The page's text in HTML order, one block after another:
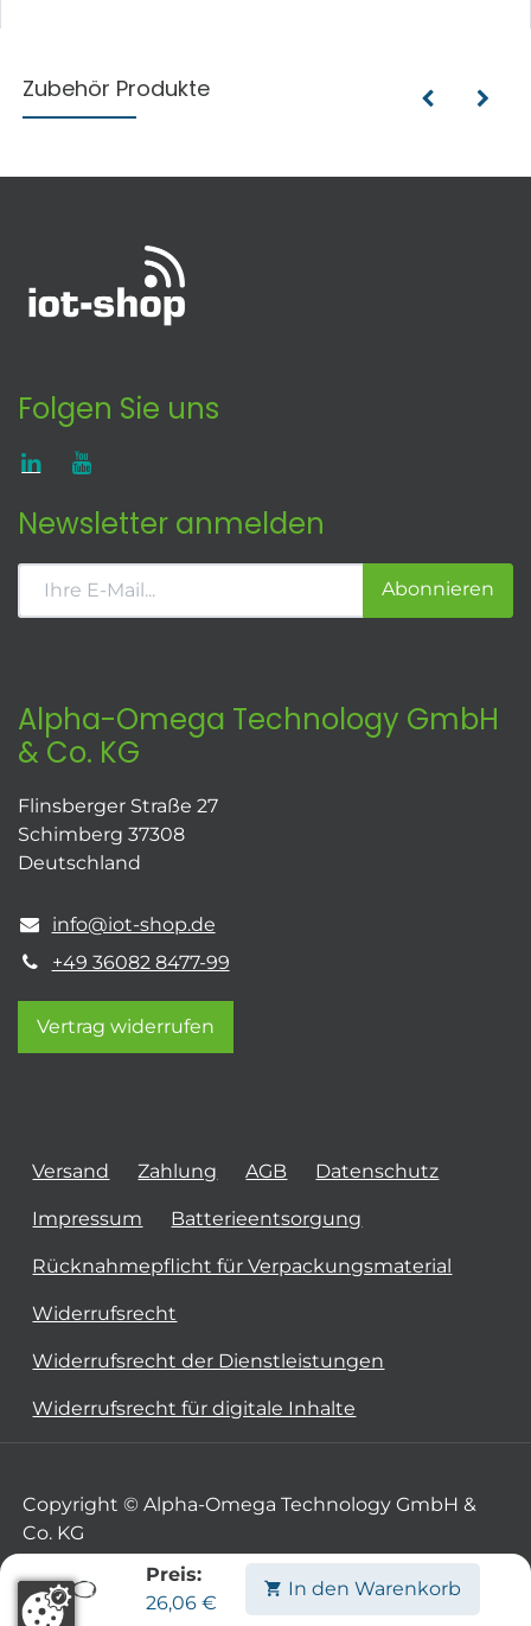
Preis:
26,06 €
In den Warenkorb
Zubehör Produkte
Folgen Sie uns
Newsletter anmelden
Abonnieren
Alpha-Omega Technology GmbH
& Co. KG
Flinsberger Straße 27
Schimberg 37308
Deutschland
info@iot-shop.de
+49 36082 8477-99
Vertrag widerrufen
Versand Zahlung AGB Datenschutz
Impressum Batterieentsorgung
Rücknahmepflicht für Verpackungsmaterial
Widerrufsrecht
Widerrufsrecht der Dienstleistungen
Widerrufsrecht für digitale Inhalte
Copyright © Alpha-Omega Technology GmbH &
Co. KG